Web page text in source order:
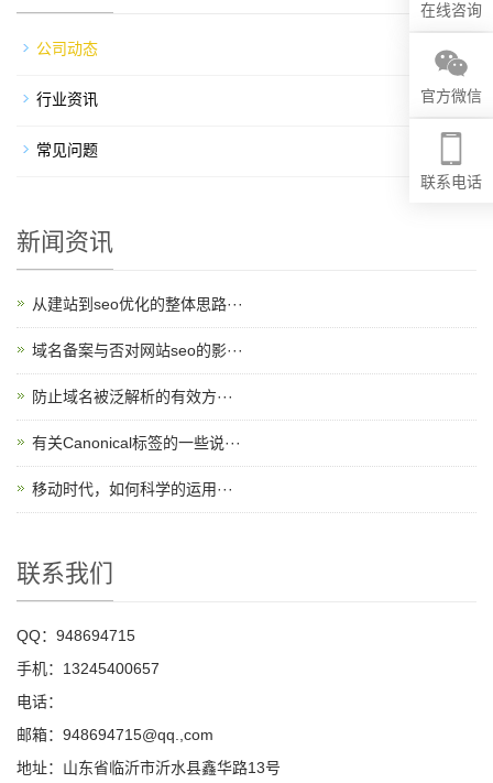
公司动态
行业资讯
常见问题
新闻资讯
从建站到seo优化的整体思路···
域名备案与否对网站seo的影···
防止域名被泛解析的有效方···
有关Canonical标签的一些说···
移动时代，如何科学的运用···
联系我们
QQ：948694715
手机：13245400657
电话：
邮箱：948694715@qq.,com
地址：山东省临沂市沂水县鑫华路13号
在线咨询
官方微信
联系电话